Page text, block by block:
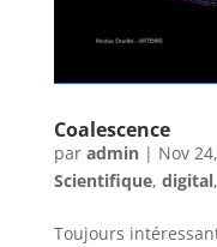
Coalescence
par admin| Nov
Scientifique, digital,
Toujours